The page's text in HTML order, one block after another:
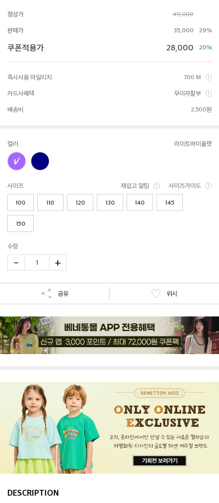
정상가 49,000
판매가 35,000 29%
쿠폰적용가 28,000 20%
즉시사용 마일리지 700 M
카드사혜택 무이자할부
배송비 2,500원
컬러 라이트바이올렛
사이즈 재입고 알림 사이즈가이드
100 110 120 130 140 145
150
수량
- 1 +
공유 위시
DESCRIPTION